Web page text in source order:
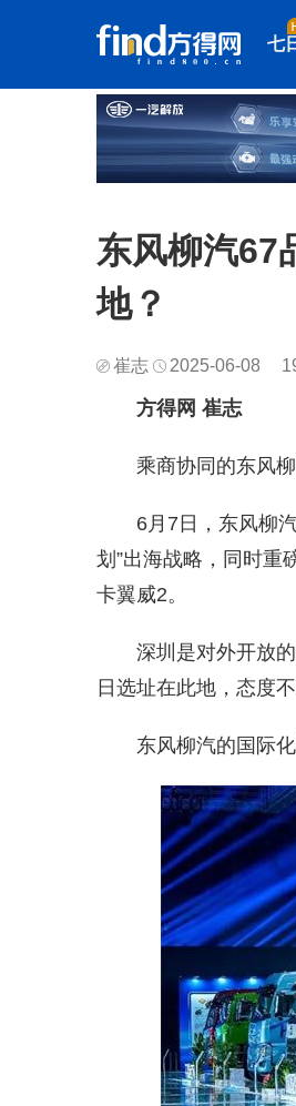
七
东风柳汽67
地？
崔志 2025-06-08
方得网 崔志
乘商协同的东风
6月7日，东风柳
划”出海战略，同时重
卡翼威2。
深圳是对外开放
日选址在此地，态度不
东风柳汽的国际